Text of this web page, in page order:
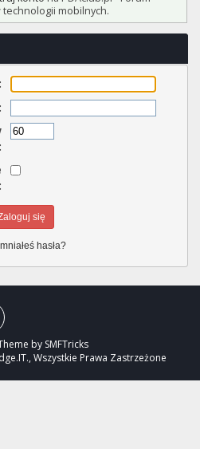
technologii mobilnych.
hasła?
by SMFTricks
Wszystkie Prawa Zastrzeżone